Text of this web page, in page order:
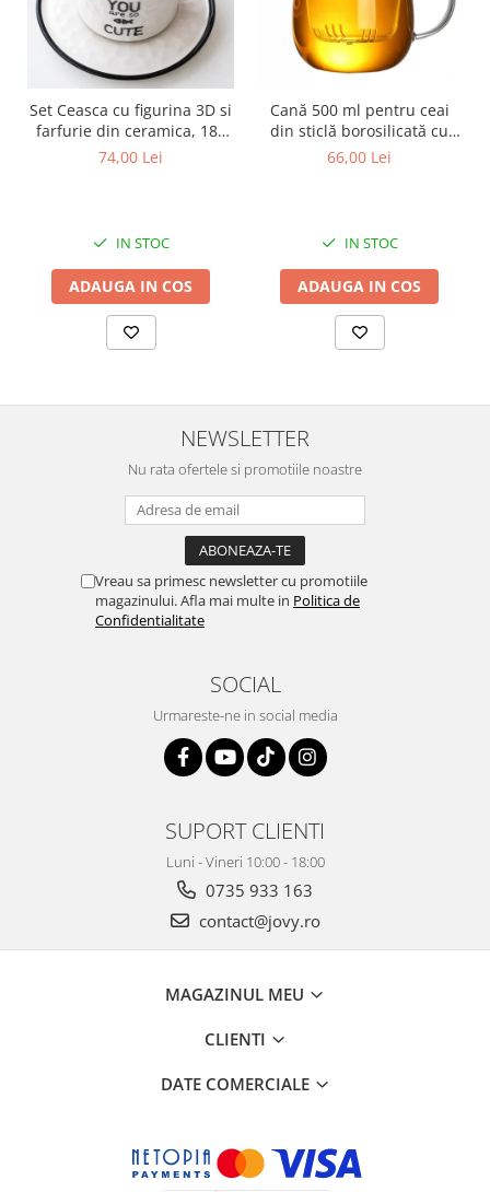
Set Ceasca cu figurina 3D si
farfurie din ceramica, 180
ml
74,00 Lei
IN STOC
ADAUGA IN COS
Cană 500 ml pentru ceai
din sticlă borosilicată cu
infuzor și capac
66,00 Lei
IN STOC
ADAUGA IN COS
NEWSLETTER
Nu rata ofertele si promotiile noastre
Vreau sa primesc newsletter cu promotiile
magazinului. Afla mai multe in Politica de
Confidentialitate
SOCIAL
Urmareste-ne in social media
SUPORT CLIENTI
Luni - Vineri 10:00 - 18:00
0735 933 163
contact@jovy.ro
MAGAZINUL MEU
CLIENTI
DATE COMERCIALE